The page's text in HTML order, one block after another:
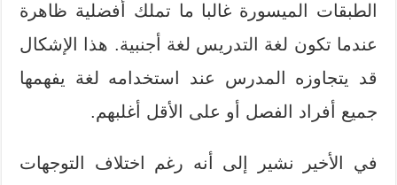
الطبقات الميسورة غالبا ما تملك أفضلية ظاهرة
عندما تكون لغة التدريس لغة أجنبية. هذا الإشكال
قد يتجاوزه المدرس عند استخدامه لغة يفهمها
جميع أفراد الفصل أو على الأقل أغلبهم.
في الأخير نشير إلى أنه رغم اختلاف التوجهات